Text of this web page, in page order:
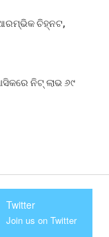
ଆରମ୍ଭିକ ଚିହ୍ନଟ,
ନିଟ୍ ଲାଭ ୬୯
Twitter
Join us on Twitter